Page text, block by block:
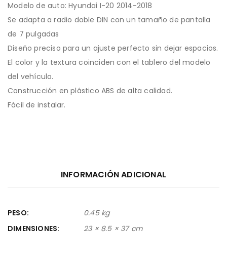
Modelo de auto: Hyundai I-20 2014-2018
Se adapta a radio doble DIN con un tamaño de pantalla
de 7 pulgadas
Diseño preciso para un ajuste perfecto sin dejar espacios.
El color y la textura coinciden con el tablero del modelo
del vehículo.
Construcción en plástico ABS de alta calidad.
Fácil de instalar.
INFORMACIÓN ADICIONAL
PESO
0.45 kg
DIMENSIONES
23 × 8.5 × 37 cm